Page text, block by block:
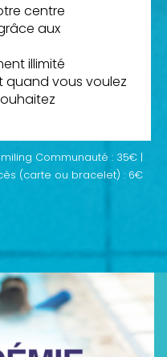
centre
aux
illimité
quand vous voulez
Communauté : 35€ |
(carte ou bracelet) : 6€